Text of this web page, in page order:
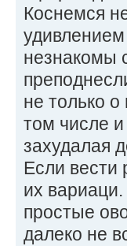
Коснемся
незнакомы
не только
том числе
захудалая
Если вести
их
простые
далеко не